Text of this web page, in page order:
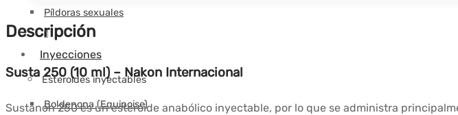
Píldoras sexuales
Inyecciones
Esteroides inyectables
Boldenona (Equipoise)
Descripción
Susta 250 (10 ml) – Nakon Internacional
Sustanon 250 es un esteroide anabólico inyectable, por lo que se administra